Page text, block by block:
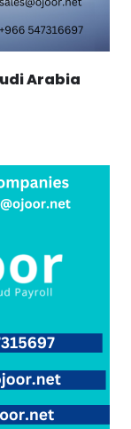
Arabia